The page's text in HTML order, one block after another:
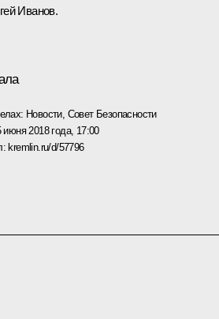
Иванов.
Новости, Совет Безопасности
июня 2018 года, 17:00
kremlin.ru/d/57796